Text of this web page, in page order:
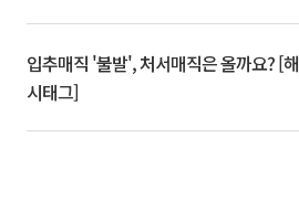
입추매직 '불발', 처서매직은 올까요? [해
시태그]